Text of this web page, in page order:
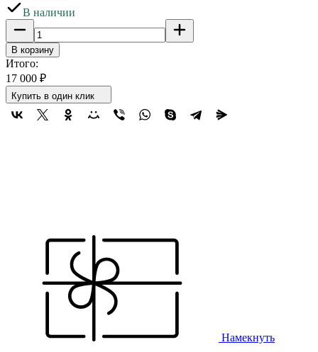
В наличии
В корзину
Итого:
17 000 ₽
Купить в один клик
Намекнуть